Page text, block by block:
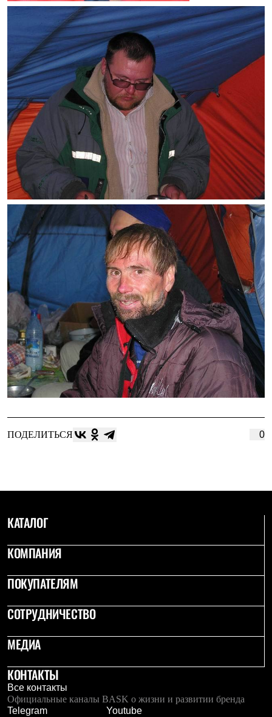
ПОДЕЛИТЬСЯ 0
КАТАЛОГ
КОМПАНИЯ
ПОКУПАТЕЛЯМ
СОТРУДНИЧЕСТВО
МЕДИА
КОНТАКТЫ
Все контакты
Официальные каналы BASK о жизни и развитии бренда
Telegram
Youtube